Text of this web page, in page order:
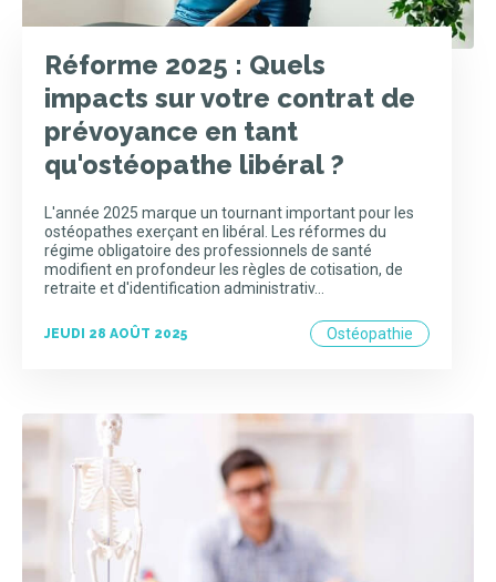
Réforme 2025 : Quels
impacts sur votre contrat de
prévoyance en tant
qu'ostéopathe libéral ?
L'année 2025 marque un tournant important pour les
ostéopathes exerçant en libéral. Les réformes du
régime obligatoire des professionnels de santé
modifient en profondeur les règles de cotisation, de
retraite et d'identification administrativ…
JEUDI 28 AOÛT 2025 Ostéopathie